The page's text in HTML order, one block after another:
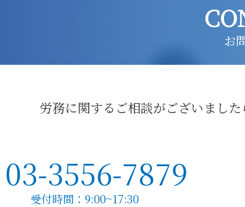
お
労務に関するご相談がございまし
03-3556-7879
受付時間：9:00~17:30